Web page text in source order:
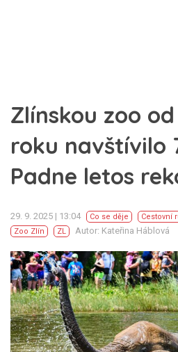
Zlínskou zoo
roku navštívilo
Padne letos
29. 9. 2025 | 13:04 Co se děje Cestovní
Zoo Zlín
ZL Autor: Kateřina Háblová